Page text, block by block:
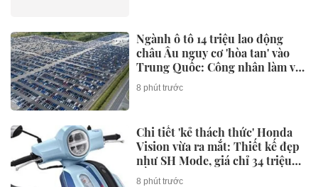
Ngành ô tô 14 triệu lao động
châu Âu nguy cơ 'hòa tan' vào
Trung Quốc: Công nhân làm vài
ngày/tháng, có nhà máy nửa
năm chỉ sản xuất hơn 6.000 xe
8 phút trước
Chi tiết 'kẻ thách thức' Honda
Vision vừa ra mắt: Thiết kế đẹp
như SH Mode, giá chỉ 34 triệu
đồng
8 phút trước